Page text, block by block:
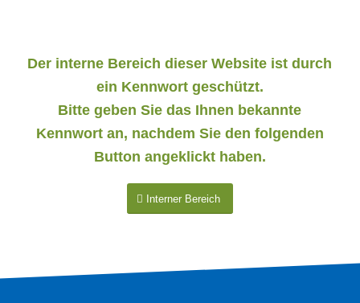
Der interne Bereich dieser Website ist durch
ein Kennwort geschützt.
Bitte geben Sie das Ihnen bekannte
Kennwort an, nachdem Sie den folgenden
Button angeklickt haben.
Interner Bereich